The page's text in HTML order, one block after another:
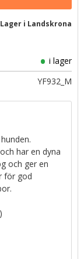
Lager i Landskrona
i lager
YF932_M
har en dyna
och ger en
för god